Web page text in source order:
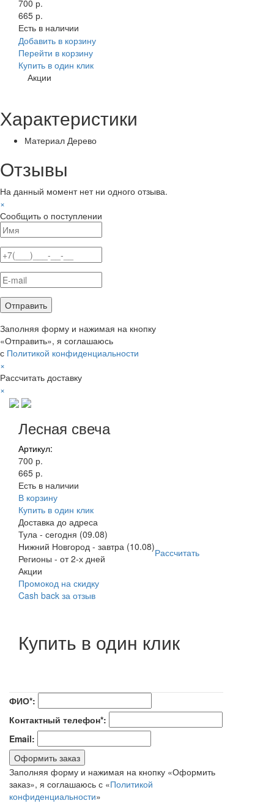
700 р.
665 р.
Есть в наличии
Добавить в корзину
Перейти в корзину
Купить в один клик
Акции
Характеристики
Материал Дерево
Отзывы
На данный момент нет ни одного отзыва.
×
Сообщить о поступлении
Заполняя форму и нажимая на кнопку
«Отправить», я соглашаюсь
с Политикой конфиденциальности
×
Рассчитать доставку
×
Лесная свеча
Артикул:
700 р.
665 р.
Есть в наличии
В корзину
Купить в один клик
Доставка до адреса
Тула - сегодня (09.08)
Нижний Новгород - завтра (10.08)Рассчитать
Регионы - от 2-х дней
Акции
Промокод на скидку
Cash back за отзыв
Купить в один клик
ФИО*:
Контактный телефон*:
Email:
Оформить заказ
Заполняя форму и нажимая на кнопку «Оформить
заказ», я соглашаюсь с «Политикой
конфиденциальности»